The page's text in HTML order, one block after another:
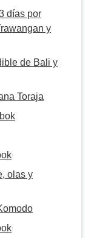
días por
y
de Bali y
Toraja
olas y